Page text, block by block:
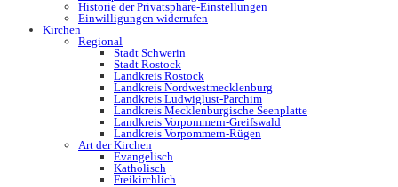
Historie der Privatsphäre-Einstellungen
Einwilligungen widerrufen
Kirchen
Regional
Stadt Schwerin
Stadt Rostock
Landkreis Rostock
Landkreis Nordwestmecklenburg
Landkreis Ludwiglust-Parchim
Landkreis Mecklenburgische Seenplatte
Landkreis Vorpommern-Greifswald
Landkreis Vorpommern-Rügen
Art der Kirchen
Evangelisch
Katholisch
Freikirchlich